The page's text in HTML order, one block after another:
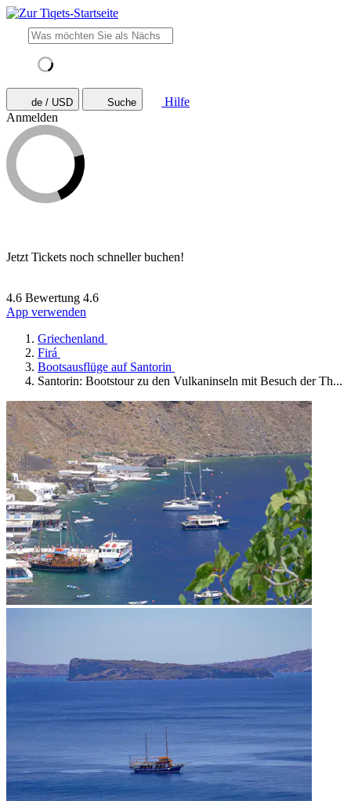
de / USD Suche
Hilfe
Anmelden
Jetzt Tickets noch schneller buchen!
4.6 Bewertung 4.6
App verwenden
Griechenland
Firá
Bootsausflüge auf Santorin
Santorin: Bootstour zu den Vulkaninseln mit Besuch der Th...